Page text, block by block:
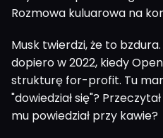
Rozmowa kuluarowa na
Musk twierdzi, że to
dopiero w 2022, kiedy
strukturę for-profit. Tu
"dowiedział się"?
mu powiedział przy kawie?